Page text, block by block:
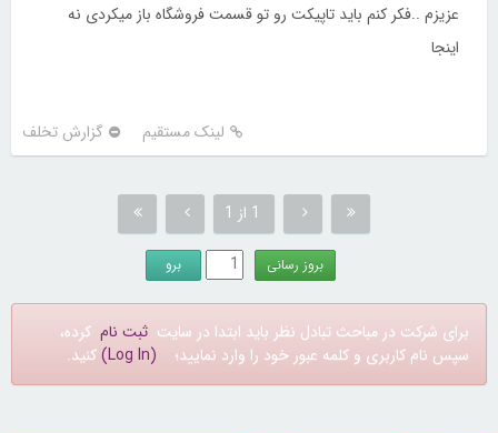
عزیزم ..فکر کنم باید تاپیکت رو تو قسمت فروشگاه باز میکردی نه
اینجا
لینک مستقیم گزارش تخلف
1 از 1
برای شرکت در مباحث تبادل نظر باید ابتدا در سایت ثبت نام کرده،
سپس نام کاربری و کلمه عبور خود را وارد نمایید؛ (Log In) کنید.